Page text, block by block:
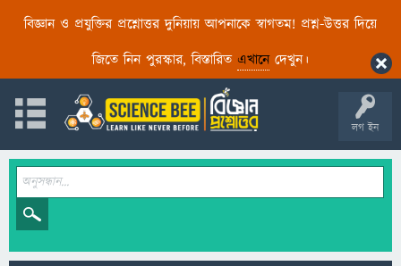
বিজ্ঞান ও প্রযুক্তির প্রশ্নোত্তর দুনিয়ায় আপনাকে স্বাগতম! প্রশ্ন-উত্তর দিয়ে
জিতে নিন পুরস্কার, বিস্তারিত এখানেদেখুন।
লগ ইন